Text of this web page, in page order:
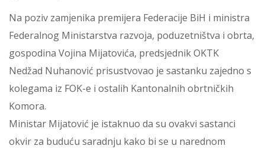
Na poziv zamjenika premijera Federacije BiH i ministra
Federalnog Ministarstva razvoja, poduzetništva i obrta,
gospodina Vojina Mijatovića, predsjednik OKTK
Nedžad Nuhanović prisustvovao je sastanku zajedno s
kolegama iz FOK-e i ostalih Kantonalnih obrtničkih
Komora.
Ministar Mijatović je istaknuo da su ovakvi sastanci
okvir za buduću saradnju kako bi se u narednom